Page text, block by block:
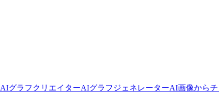
AIグラフクリエイターAIグラフジェネレーターAI画像から